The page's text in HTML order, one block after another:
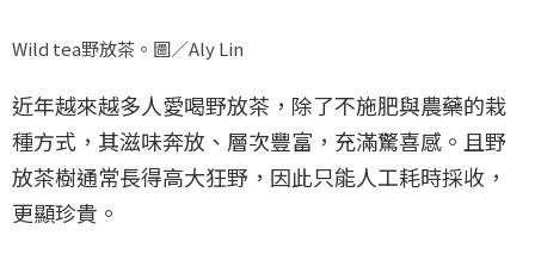
Wild tea野放茶。圖／Aly Lin
近年越來越多人愛喝野放茶，除了不施肥與農藥的栽
種方式，其滋味奔放、層次豐富，充滿驚喜感。且野
放茶樹通常長得高大狂野，因此只能人工耗時採收，
更顯珍貴。